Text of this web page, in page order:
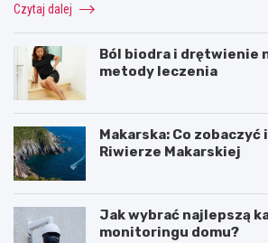
Czytaj dalej
Ból biodra i drętwienie
metody leczenia
Makarska: Co zobaczyć
Riwierze Makarskiej
Jak wybrać najlepszą
monitoringu domu?